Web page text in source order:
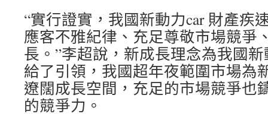
“實行證實，我國新動力car 財產疾
應客不雅紀律、充足尊敬市場競爭
長。”李超說，新成長理念為我國
給了引領，我國超年夜範圍市場為
遼闊成長空間，充足的市場競爭也
的競爭力。